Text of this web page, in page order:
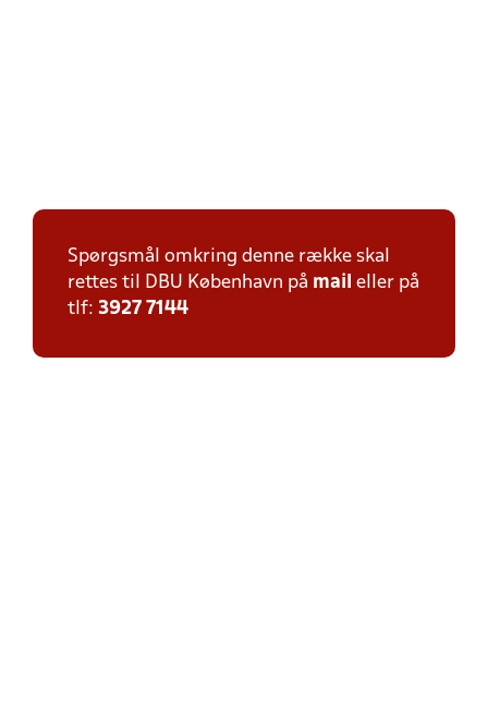
Spørgsmål omkring denne række skal
rettes til DBU København på mail eller på
tlf: 3927 7144